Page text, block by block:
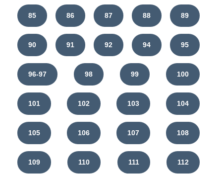
85 86 87 88 89
90 91 92 94 95
96-97 98 99 100
101 102 103 104
105 106 107 108
109 110 111 112